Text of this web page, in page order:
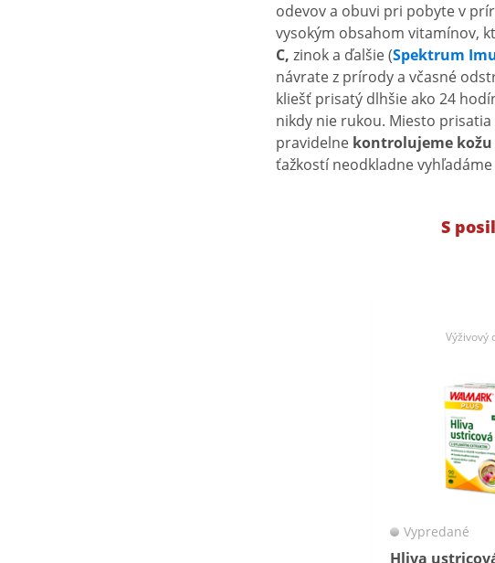
odevov a obuvi pri pobyte v
vysokým obsahom vitamínov,
C, zinok a ďalšie (Spektrum
návrate z prírody a včasné
kliešť prisatý dlhšie ako 24
nikdy nie rukou. Miesto prisatia
pravidelne kontrolujeme kožu
ťažkostí neodkladne
S
Výživový
Hliva
Vypredané